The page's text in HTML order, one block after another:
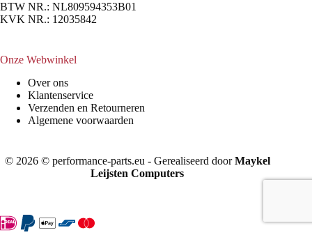
BTW NR.: NL809594353B01
KVK NR.: 12035842
Onze Webwinkel
Over ons
Klantenservice
Verzenden en Retourneren
Algemene voorwaarden
© 2026 © performance-parts.eu - Gerealiseerd doorMaykel
Leijsten Computers